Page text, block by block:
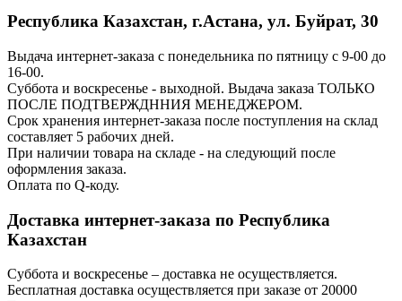
Республика Казахстан, г.Астана, ул. Буйрат, 30
Выдача интернет-заказа с понедельника по пятницу с 9-00 до
16-00.
Суббота и воскресенье - выходной. Выдача заказа ТОЛЬКО
ПОСЛЕ ПОДТВЕРЖДННИЯ МЕНЕДЖЕРОМ.
Срок хранения интернет-заказа после поступления на склад
составляет 5 рабочих дней.
При наличии товара на складе - на следующий после
оформления заказа.
Оплата по Q-коду.
Доставка интернет-заказа по Республика
Казахстан
Суббота и воскресенье – доставка не осуществляется.
Бесплатная доставка осуществляется при заказе от 20000